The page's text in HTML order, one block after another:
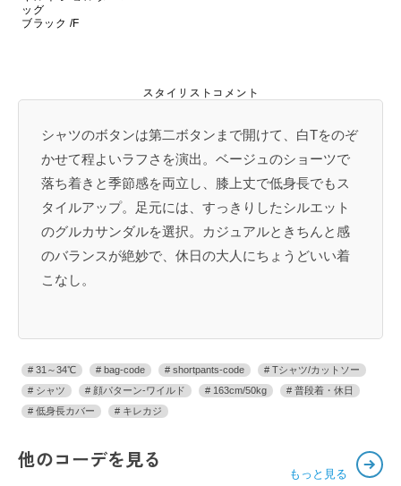
ッグ
ブラック /F
スタイリストコメント
シャツのボタンは第二ボタンまで開けて、白Tをのぞ
かせて程よいラフさを演出。ベージュのショーツで
落ち着きと季節感を両立し、膝上丈で低身長でもス
タイルアップ。足元には、すっきりしたシルエット
のグルカサンダルを選択。カジュアルときちんと感
のバランスが絶妙で、休日の大人にちょうどいい着
こなし。
31～34℃ bag-code shortpants-code
Tシャツ/カットソー
シャツ
顔パターン-ワイルド 163cm/50kg
普段着・休日
低身長カバー
キレカジ
他のコーデを見る
もっと見る